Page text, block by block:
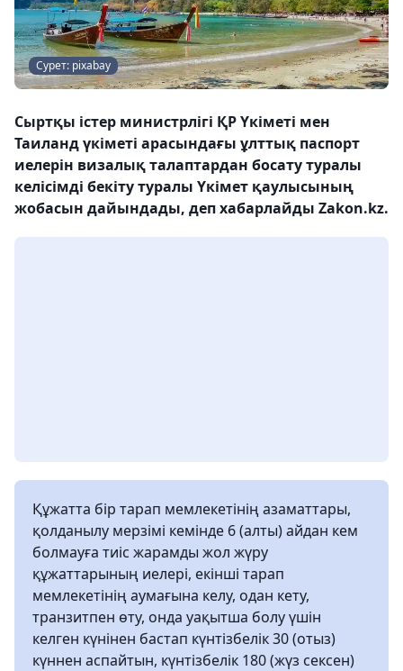
Сурет: pixabay
Сыртқы істер министрлігі ҚР Үкіметі мен
Таиланд үкіметі арасындағы ұлттық паспорт
иелерін визалық талаптардан босату туралы
келісімді бекіту туралы Үкімет қаулысының
жобасын дайындады, деп хабарлайды Zakon.kz.
Құжатта бір тарап мемлекетінің азаматтары,
қолданылу мерзімі кемінде 6 (алты) айдан кем
болмауға тиіс жарамды жол жүру
құжаттарының иелері, екінші тарап
мемлекетінің аумағына келу, одан кету,
транзитпен өту, онда уақытша болу үшін
келген күнінен бастап күнтізбелік 30 (отыз)
күннен аспайтын, күнтізбелік 180 (жүз сексен)